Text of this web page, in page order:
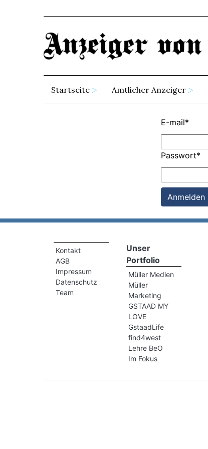
Startseite Amtlicher Anzeiger
E-mail*
Passwort*
Kontakt
AGB
Impressum
Datenschutz
Team
Unser
Portfolio
Müller Medien
Müller
Marketing
GSTAAD MY
LOVE
GstaadLife
find4west
Lehre BeO
Im Fokus